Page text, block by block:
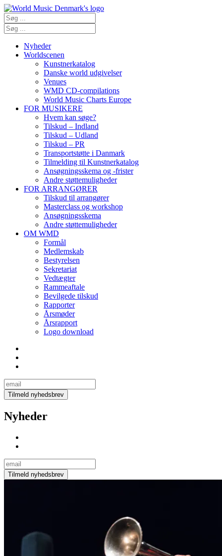
Nyheder
Worldscenen
Kunstnerkatalog
Danske world udgivelser
Venues
WMD CD-compilations
World Music Charts Europe
FOR MUSIKERE
Hvem kan søge?
Tilskud – Indland
Tilskud – Udland
Tilskud – PR
Transportstøtte i Danmark
Tilmelding til Kunstnerkatalog
Ansøgningsskema og -frister
Andre støttemuligheder
FOR ARRANGØRER
Tilskud til arrangører
Masterclass og workshop
Ansøgningsskema
Andre støttemuligheder
OM WMD
Formål
Medlemskab
Bestyrelsen
Sekretariat
Vedtægter
Rammeaftale
Bevilgede tilskud
Rapporter
Årsmøder
Årsrapport
Logo download
Nyheder